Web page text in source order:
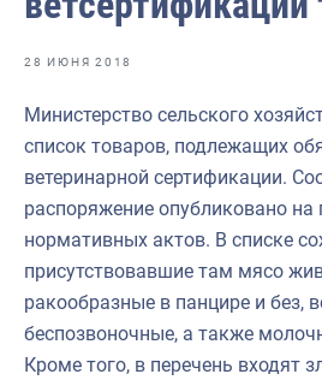
Отраслевые СМИ
Выставки и конференции
Научно-практическая
Рыбоохрана России
Отрасль в цифрах
Инфографика
Укрепление духовно-
28 ИЮНЯ 2018
Министерство сельского
список товаров, подлежащих
ветеринарной сертификации.
распоряжение опубликовано на
нормативных актов. В списке
присутствовавшие там мясо
ракообразные в панцире и без,
беспозвоночные, а также
Кроме того, в перечень входят